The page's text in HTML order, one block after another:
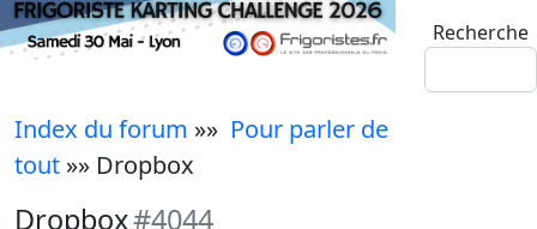
Recherche
Index du forum »» Pour parler de
tout »» Dropbox
Dropbox#4044